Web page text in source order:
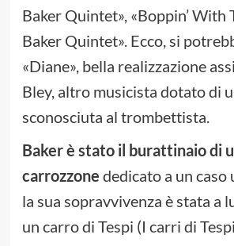
Baker Quintet», «Boppin’ With
Baker Quintet». Ecco, si
«Diane», bella realizzazione
Bley, altro musicista dotato di
sconosciuta al trombettista.
Baker è stato il burattinaio di
carrozzone dedicato a un caso
la sua sopravvivenza è stata a
un carro di Tespi (I carri di